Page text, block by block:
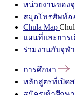
หน่วยงานของ
สมุดโทรศัพท์อ
Chula Map
แผนที่และการ
ร่วมงานกับจุฬ
การศึกษา
หลักสูตรที่เปิด